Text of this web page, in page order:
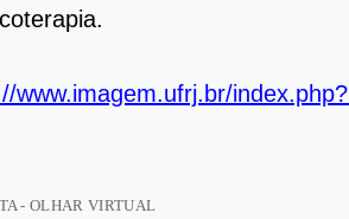
www.imagem.ufrj.br/
- OLHAR VIRTUAL